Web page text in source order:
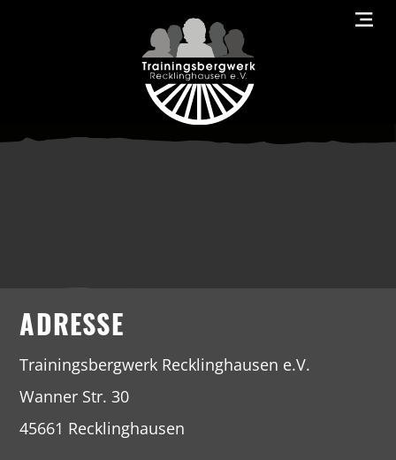
ADRESSE
Trainingsbergwerk Recklinghausen e.V.
Wanner Str. 30
45661 Recklinghausen